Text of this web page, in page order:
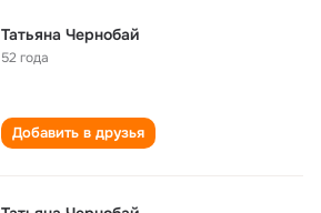
Татьяна Чернобай
52 года
Добавить в друзья